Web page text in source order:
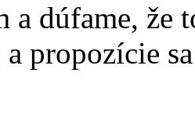
a dúfame, že
propozície